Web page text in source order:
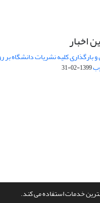
خدمات استفاده می کند.
اخبار
و بارگذاری کلیه نشریات دانشگاه بر
1399-02-31